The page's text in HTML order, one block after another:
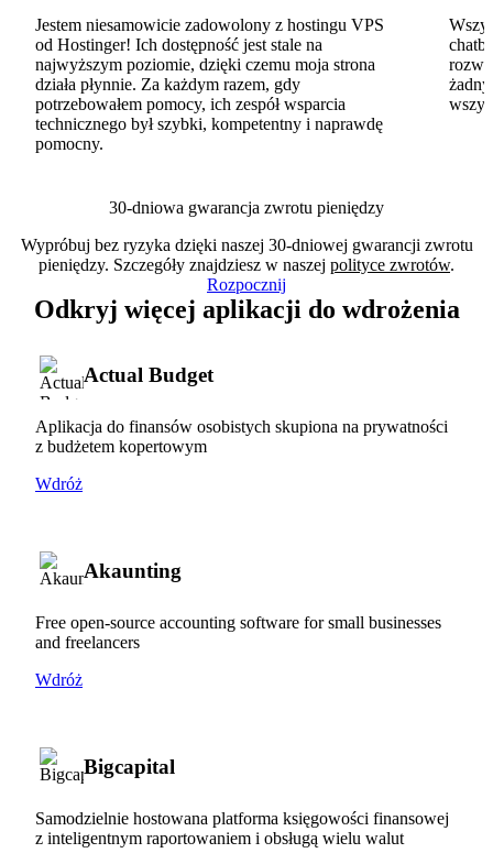
Jestem niesamowicie zadowolony z hostingu VPS
od Hostinger! Ich dostępność jest stale na
najwyższym poziomie, dzięki czemu moja strona
działa płynnie. Za każdym razem, gdy
potrzebowałem pomocy, ich zespół wsparcia
technicznego był szybki, kompetentny i naprawdę
pomocny.
30-dniowa gwarancja zwrotu pieniędzy
Wypróbuj bez ryzyka dzięki naszej 30-dniowej gwarancji zwrotu
pieniędzy. Szczegóły znajdziesz w naszej polityce zwrotów.
Rozpocznij
Odkryj więcej aplikacji do wdrożenia
Actual Budget
Aplikacja do finansów osobistych skupiona na prywatności
z budżetem kopertowym
Wdróż
Akaunting
Free open-source accounting software for small businesses
and freelancers
Wdróż
Bigcapital
Samodzielnie hostowana platforma księgowości finansowej
z inteligentnym raportowaniem i obsługą wielu walut